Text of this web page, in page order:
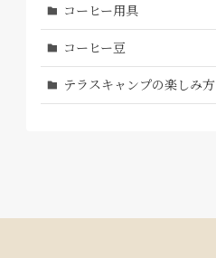
コーヒー用具
コーヒー豆
テラスキャンプの楽しみ方